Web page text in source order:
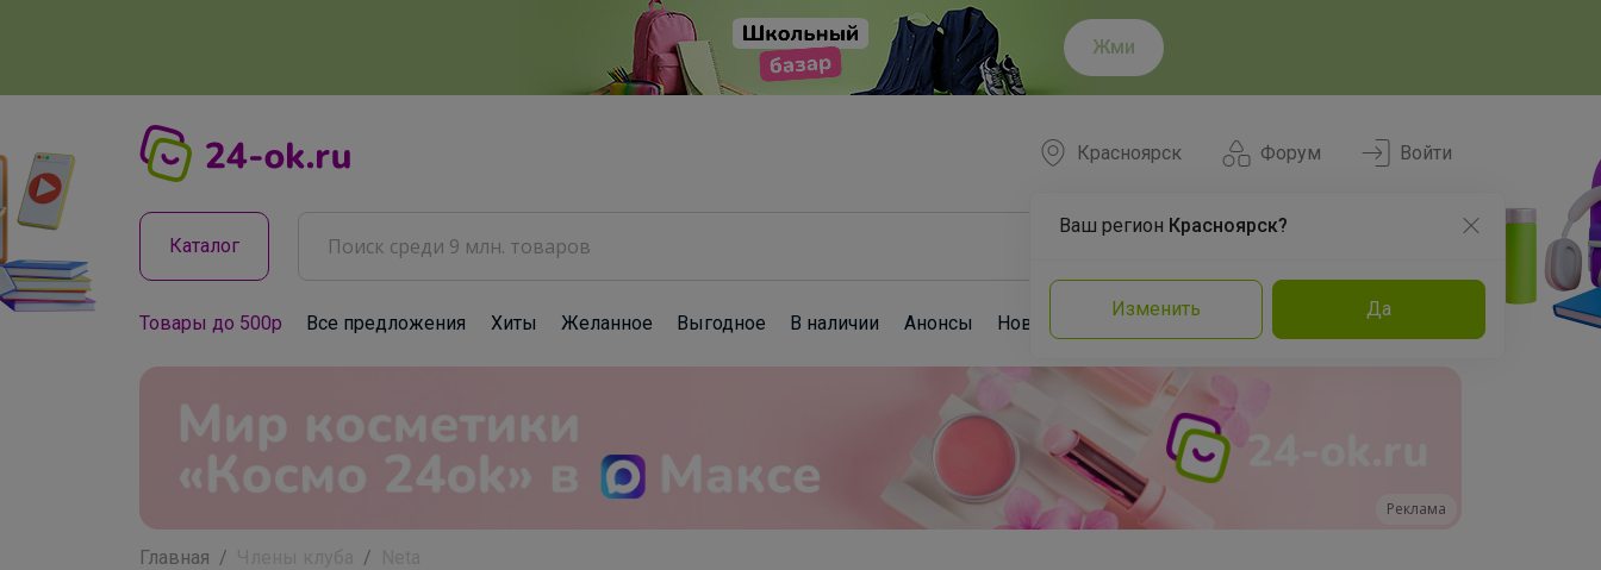
Жми
Форум
Красноярск
Ваш регион Красноярск?
Изменить Да
Войти
Каталог
Товары до 500р Все предложения Хиты Желанное Выгодное В наличии Анонсы Новости Команда Эксперты
Реклама
Главная